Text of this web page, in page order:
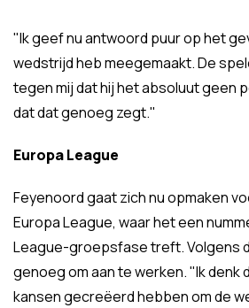
"Ik geef nu antwoord puur op het
wedstrijd heb meegemaakt. De
tegen mij dat hij het absoluut geen
dat dat genoeg zegt."
Europa League
Feyenoord gaat zich nu opmaken
Europa League, waar het een
League-groepsfase treft. Volgens
genoeg om aan te werken. "Ik denk
kansen gecreëerd hebben om de